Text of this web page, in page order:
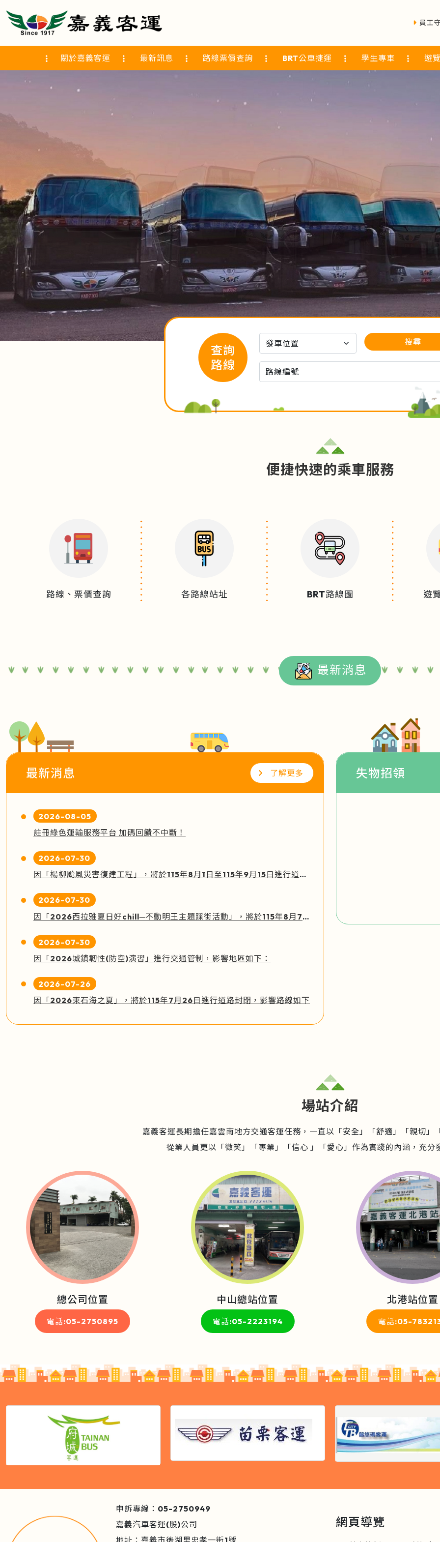
員工
關於嘉義客運 最新訊息 路線票價查詢 BRT公車捷運 學生專車 遊
查詢
路線
搜尋
便捷快速的乘車服務
路線、票價查詢 各路線站址 BRT路線圖 遊
最新消息
最新消息 了解更多
2026-08-05
註冊綠色運輸服務平台 加碼回饋不中斷！
2026-07-30
因「楊柳颱風災害復建工程」，將於115年8月1日至115年9月15日進行道路封閉，影響路線如下：
2026-07-30
因「2026西拉雅夏日好chill─不動明王主題踩街活動」，將於115年8月7日下午2時到下午8時進行道路管制，部分截短行駛，影響路線如下：
2026-07-30
因「2026城鎮韌性(防空)演習」進行交通管制，影響地區如下：
2026-07-26
因「2026東石海之夏」，將於115年7月26日進行道路封閉，影響路線如下
失物招領
場站介紹
嘉義客運長期擔任嘉雲南地方交通客運任務，一直以「安全」「舒適」「親切」
從業人員更以「微笑」「專業」「信心 」「愛心」作為實踐的內涵，充分
總公司位置
電話:05-2750895
中山總站位置
電話:05-2223194
北港站位置
電話:05-
申訴專線：05-2750949
嘉義汽車客運(股)公司
網頁導覽